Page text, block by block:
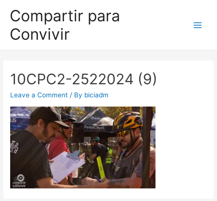
Compartir para
Convivir
10CPC2-2522024 (9)
Leave a Comment / By biciadm